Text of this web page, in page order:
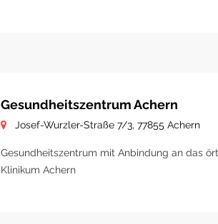
Gesundheitszentrum Achern
Josef-Wurzler-Straße 7/3, 77855 Achern
Gesundheitszentrum mit Anbindung an das
Klinikum Achern